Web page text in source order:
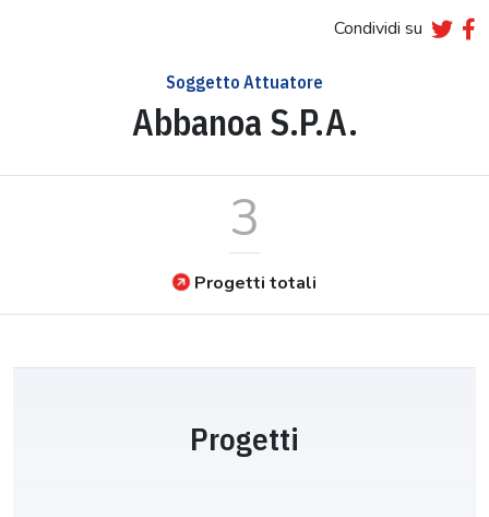
Condividi su
Soggetto Attuatore
Abbanoa S.P.A.
3
Progetti totali
Progetti